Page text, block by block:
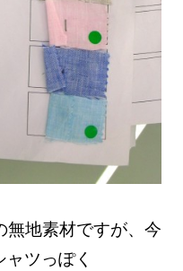
地素材ですが、今
ツっぽく